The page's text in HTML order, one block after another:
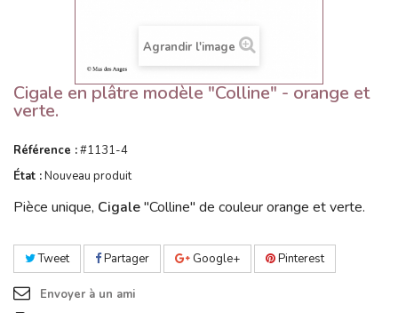
Agrandir l'image
Cigale en plâtre modèle "Colline" - orange et
verte.
Référence :#1131-4
État :Nouveau produit
Pièce unique, Cigale"Colline" de couleur orange et verte.
Tweet Partager Google+ Pinterest
Envoyer à un ami